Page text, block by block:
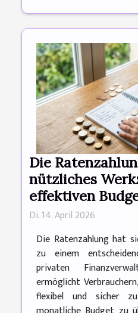
Die
nützliches
effektiven
Di. 14. April 2026
Die Ratenzahlung hat
zu einem
privaten
ermöglicht
flexibel und sicher